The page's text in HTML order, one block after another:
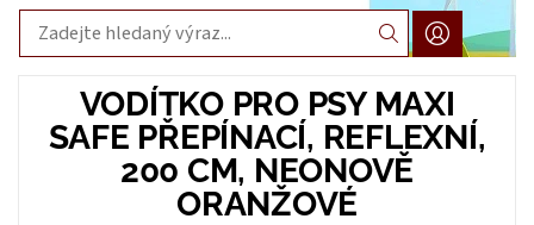
VODÍTKO PRO PSY MAXI
SAFE PŘEPÍNACÍ, REFLEXNÍ,
200 CM, NEONOVĚ
ORANŽOVÉ